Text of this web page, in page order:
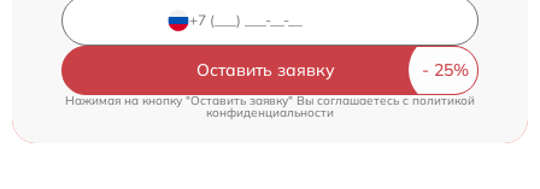
Оставить заявку
Нажимая на кнопку "Оставить заявку" Вы соглашаетесь cполитикой
конфиденциальности